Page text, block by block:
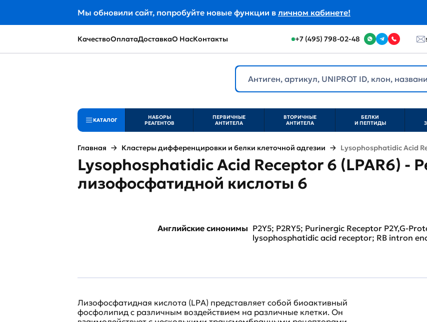
Мы обновили сайт, попробуйте новые функции в личном кабинете!
КачествоОплатаДоставкаО НасКонтакты +7 (495) 798-02-48
КАТАЛОГ
НАБОРЫ
РЕАГЕНТОВ
ПЕРВИЧНЫЕ
АНТИТЕЛА
ВТОРИЧНЫЕ
АНТИТЕЛА
БЕЛКИ
И ПЕПТИДЫ
Главная Кластеры дифференцировки и белки клеточной адгезии Lysophosphatidic Acid
Lysophosphatidic Acid Receptor 6 (LPAR6) -
лизофосфатидной кислоты 6
Английские синонимы P2Y5; P2RY5; Purinergic Receptor P2Y,G-
lysophosphatidic acid receptor; RB intron
Лизофосфатидная кислота (LPA) представляет собой биоактивный
фосфолипид с различным воздействием на различные клетки. Он